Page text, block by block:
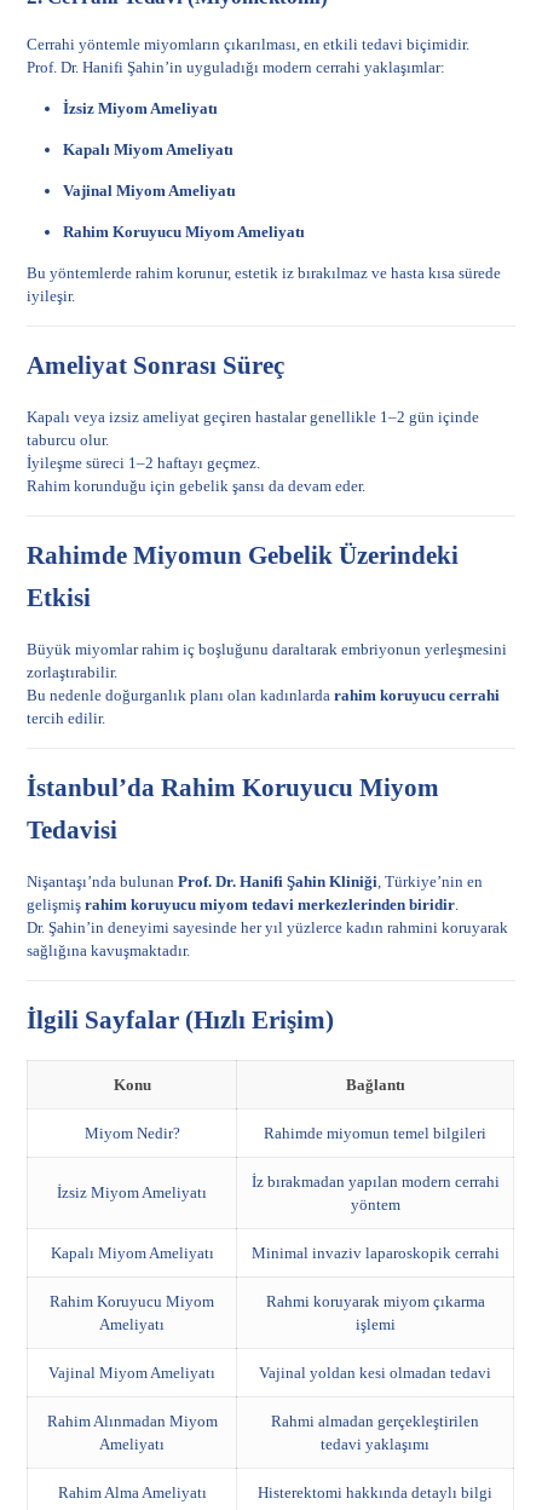
Cerrahi yöntemle miyomların çıkarılması, en etkili tedavi biçimidir.
Prof. Dr. Hanifi Şahin’in uyguladığı modern cerrahi yaklaşımlar:
İzsiz Miyom Ameliyatı
Kapalı Miyom Ameliyatı
Vajinal Miyom Ameliyatı
Rahim Koruyucu Miyom Ameliyatı
Bu yöntemlerde rahim korunur, estetik iz bırakılmaz ve hasta kısa sürede
iyileşir.
Ameliyat Sonrası Süreç
Kapalı veya izsiz ameliyat geçiren hastalar genellikle 1–2 gün içinde
taburcu olur.
İyileşme süreci 1–2 haftayı geçmez.
Rahim korunduğu için gebelik şansı da devam eder.
Rahimde Miyomun Gebelik Üzerindeki
Etkisi
Büyük miyomlar rahim iç boşluğunu daraltarak embriyonun yerleşmesini
zorlaştırabilir.
Bu nedenle doğurganlık planı olan kadınlardarahim koruyucu cerrahi
tercih edilir.
İstanbul’da Rahim Koruyucu Miyom
Tedavisi
Nişantaşı’nda bulunanProf. Dr. Hanifi Şahin Kliniği , Türkiye’nin en
gelişmişrahim koruyucu miyom tedavi merkezlerinden biridir
Dr. Şahin’in deneyimi sayesinde her yıl yüzlerce kadın rahmini koruyarak
sağlığına kavuşmaktadır.
İlgili Sayfalar (Hızlı Erişim)
Konu Bağlantı
Miyom Nedir? Rahimde miyomun temel bilgileri
İzsiz Miyom Ameliyatı
İz bırakmadan yapılan modern cerrahi
yöntem
Kapalı Miyom Ameliyatı Minimal invaziv laparoskopik cerrahi
Rahim Koruyucu Miyom
Ameliyatı
Rahmi koruyarak miyom çıkarma
işlemi
Vajinal Miyom Ameliyatı Vajinal yoldan kesi olmadan tedavi
Rahim Alınmadan Miyom
Ameliyatı
Rahmi almadan gerçekleştirilen
tedavi yaklaşımı
Rahim Alma Ameliyatı Histerektomi hakkında detaylı bilgi